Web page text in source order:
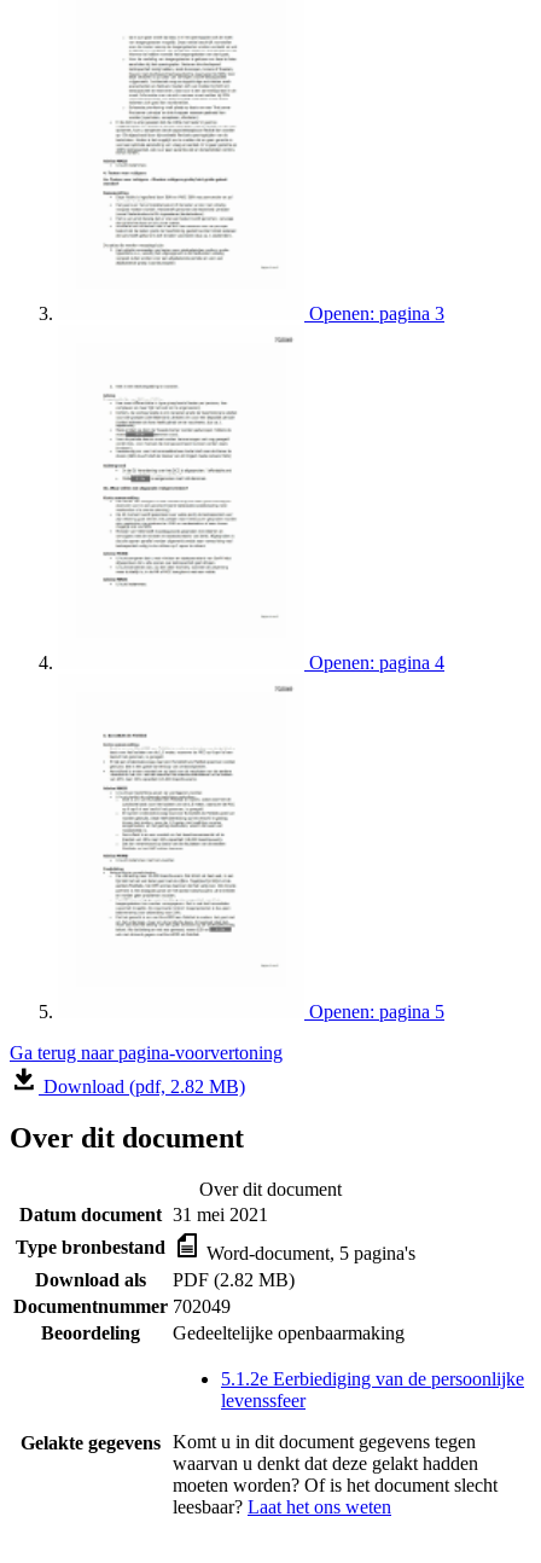
Openen: pagina 3
Openen: pagina 4
Openen: pagina 5
Ga terug naar pagina-voorvertoning
Download (pdf, 2.82 MB)
Over dit document
Over dit document
Datum document 31 mei 2021
Type bronbestand
Word-document, 5 pagina's
Download als
PDF (2.82 MB)
Documentnummer 702049
Beoordeling
Gedeeltelijke openbaarmaking
Gelakte gegevens
5.1.2e Eerbiediging van de persoonlijke
levenssfeer
Komt u in dit document gegevens tegen
waarvan u denkt dat deze gelakt hadden
moeten worden? Of is het document slecht
leesbaar? Laat het ons weten